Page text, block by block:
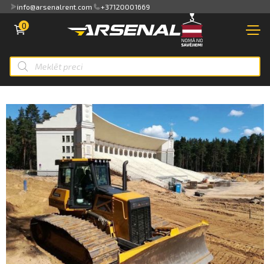
info@arsenalrent.com +37120001669
0 PIESLĒGTIES
VEIKALS
JAUNA TEHNIKA
MAZLIETOTA TEHNIKA
NOMA
PAKALPOJUMI
KLIENTIEM
PAR MUMS
Akti, atlikumi objektos
Piedāvājumi
Maksājumu saraksts
Kredītlimita bilance
Pilnvaras
eParaksts
eParaksts mobile